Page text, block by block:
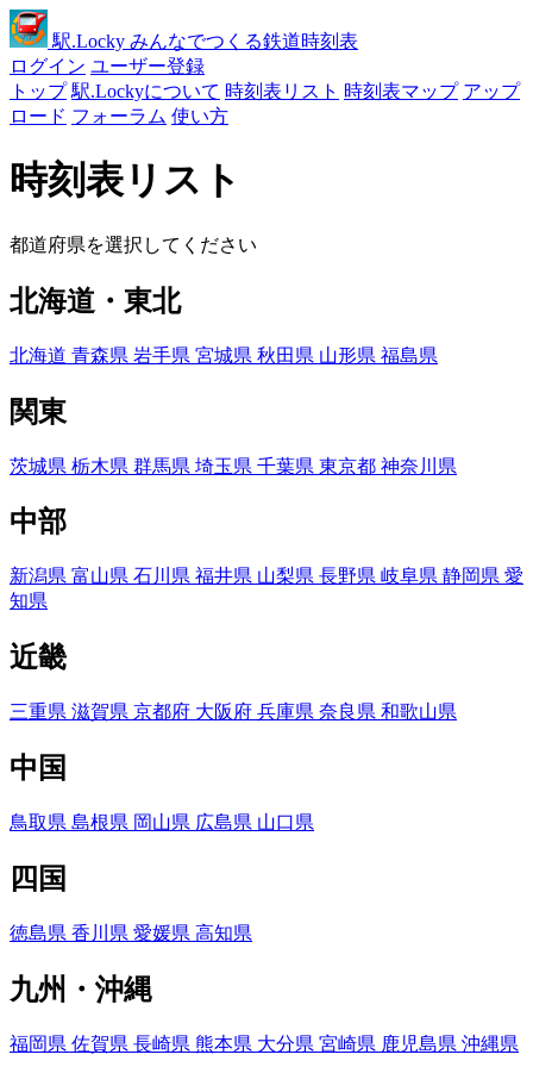
駅.Locky みんなでつくる鉄道時刻表
ログイン ユーザー登録
トップ 駅.Lockyについて 時刻表リスト 時刻表マップ アップ
ロード フォーラム 使い方
時刻表リスト
都道府県を選択してください
北海道・東北
北海道 青森県 岩手県 宮城県 秋田県 山形県 福島県
関東
茨城県 栃木県 群馬県 埼玉県 千葉県 東京都 神奈川県
中部
新潟県 富山県 石川県 福井県 山梨県 長野県 岐阜県 静岡県 愛
知県
近畿
三重県 滋賀県 京都府 大阪府 兵庫県 奈良県 和歌山県
中国
鳥取県 島根県 岡山県 広島県 山口県
四国
徳島県 香川県 愛媛県 高知県
九州・沖縄
福岡県 佐賀県 長崎県 熊本県 大分県 宮崎県 鹿児島県 沖縄県